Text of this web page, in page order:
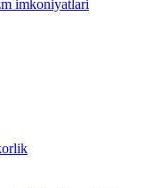
imkoniyatlari